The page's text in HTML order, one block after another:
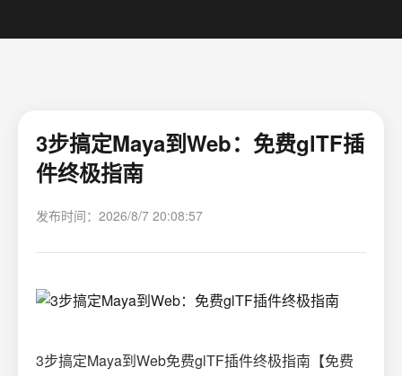
3步搞定Maya到Web：免费glTF插
件终极指南
发布时间：2026/8/7 20:08:57
3步搞定Maya到Web免费glTF插件终极指南【免费